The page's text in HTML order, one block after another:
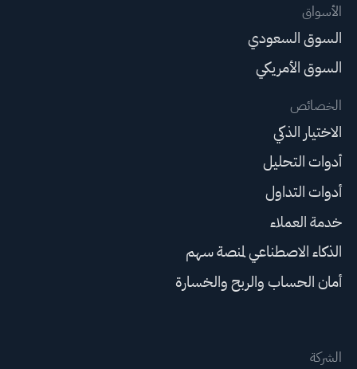
الأسواق
السوق السعودي
السوق الأمريكي
الخصائص
الاختيار الذكي
أدوات التحليل
أدوات التداول
خدمة العملاء
الذكاء الاصطناعي لمنصة سهم
أمان الحساب والربح والخسارة
الشركة